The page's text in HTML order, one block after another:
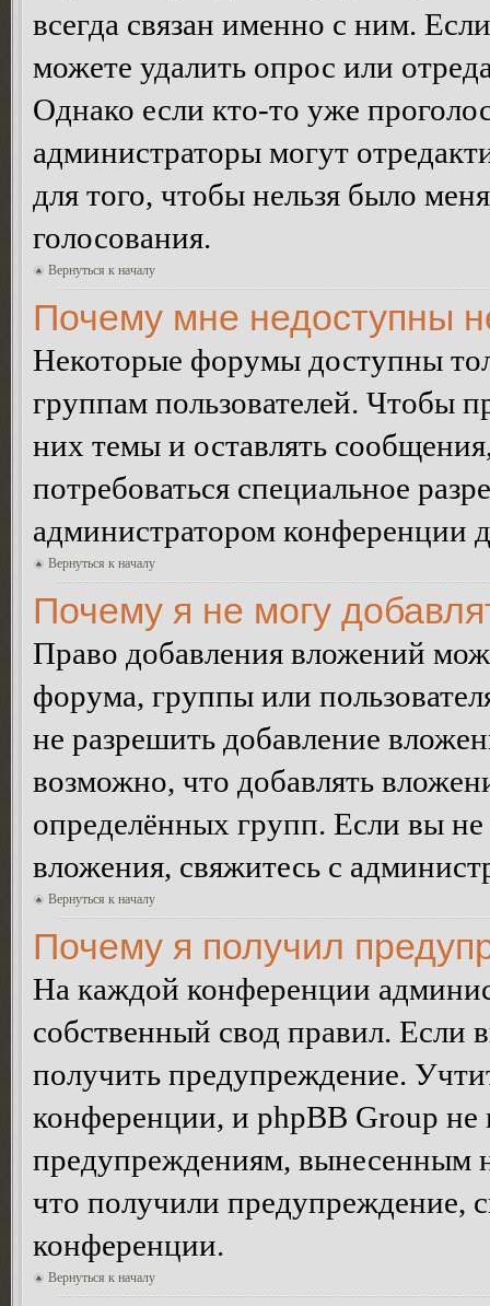
всегда связан именно с ним.
можете удалить опрос или
Однако если кто-то уже
администраторы могут
для того, чтобы нельзя было
голосования.
Вернуться к началу
Почему мне недоступны
Некоторые форумы доступны
группам пользователей. Чтобы
них темы и оставлять
потребоваться специальное
администратором конференции
Вернуться к началу
Почему я не могу
Право добавления вложений
форума, группы или
не разрешить добавление
возможно, что добавлять
определённых групп. Если вы не
вложения, свяжитесь с
Вернуться к началу
Почему я получил
На каждой конференции
собственный свод правил.
получить предупреждение.
конференции, и phpBB Group не
предупреждениям, вынесенным
что получили предупреждение,
конференции.
Вернуться к началу